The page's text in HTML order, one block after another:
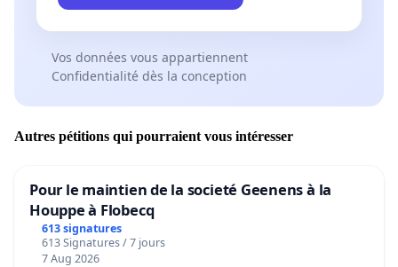
Vos données vous appartiennent
Confidentialité dès la conception
Autres pétitions qui pourraient vous intéresser
Pour le maintien de la societé Geenens à la
Houppe à Flobecq
613 signatures
613 Signatures / 7 jours
7 Aug 2026